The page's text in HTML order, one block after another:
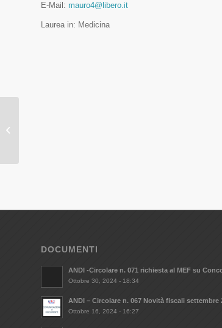
E-Mail: mauro4@libero.it
Laurea in: Medicina
DOCUMENTI
ANDI -Circolare n. 071 richiesta al MEF su
Ottobre 30, 2024 - 18:34
ANDI – Circolare n. 067 Novità fiscali settembre
Ottobre 16, 2024 - 16:27